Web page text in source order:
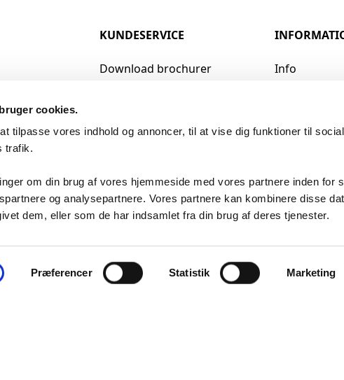
cookies.
tilpasse vores indhold og annoncer, til at vise dig funktioner til
trafik.
om din brug af vores hjemmeside med vores partnere inden for
og analysepartnere. Vores partnere kan kombinere disse
dem, eller som de har indsamlet fra din brug af deres tjenester.
Præferencer Statistik Marketing
KUNDESERVICE
Download brochurer
Salgs- montage og
leveringsbetingelser
Info
Cookie- og